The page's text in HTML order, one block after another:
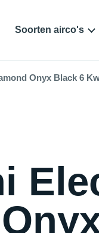
Soorten airco's
Onyx Black 6